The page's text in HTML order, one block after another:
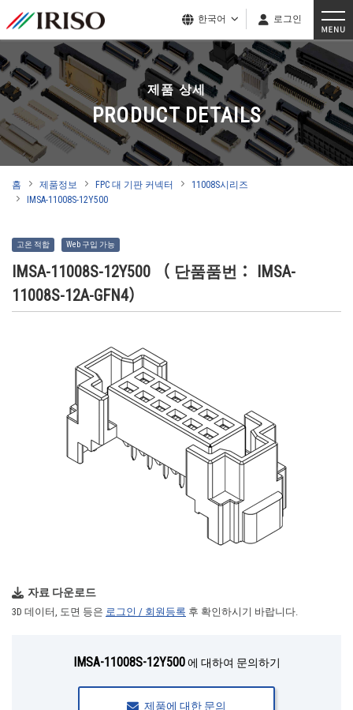
한국어 로그인
제품 상세
PRODUCT DETAILS
홈 제품정보 FPC 대 기판 커넥터
11008S시리즈
IMSA-11008S-12Y500
고온 적합 Web 구입 가능
IMSA-11008S-12Y500 （ 단품품번： IMSA-
11008S-12A-GFN4）
자료 다운로드
3D 데이터, 도면 등은 로그인 / 회원등록 후 확인하시기 바랍니다.
IMSA-11008S-12Y500에 대하여 문의하기
제품에 대한 문의